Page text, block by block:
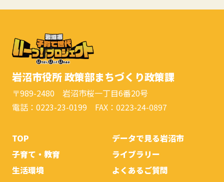
岩沼市役所 政策部まちづくり政策課
〒989-2480 岩沼市桜一丁目6番20号
電話：0223-23-0199 FAX：0223-24-0897
TOP
子育て・教育
生活環境
データで見る岩沼市
ライブラリー
よくあるご質問